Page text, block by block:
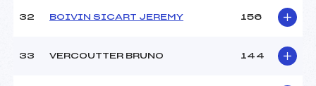
32 BOIVIN SICART JEREMY 156
33 VERCOUTTER BRUNO 144